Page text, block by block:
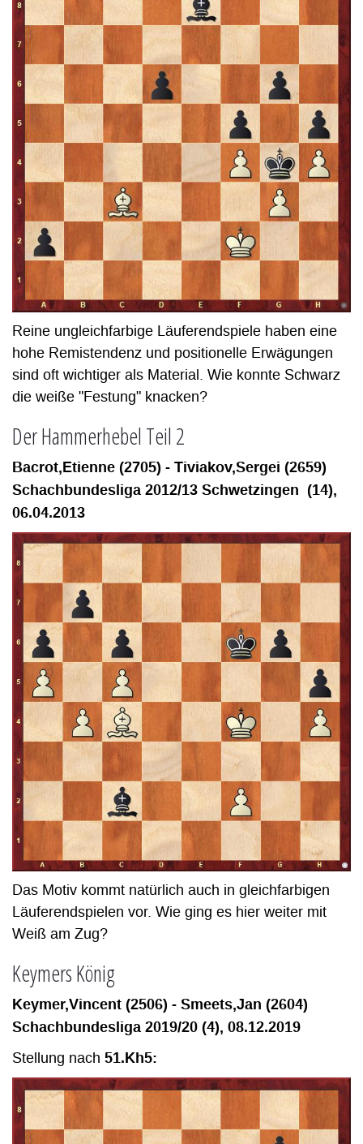
Reine ungleichfarbige Läuferendspiele haben eine
hohe Remistendenz und positionelle Erwägungen
sind oft wichtiger als Material. Wie konnte Schwarz
die weiße "Festung" knacken?
Der Hammerhebel Teil 2
Bacrot,Etienne (2705) - Tiviakov,Sergei (2659)
Schachbundesliga 2012/13 Schwetzingen (14),
06.04.2013
Das Motiv kommt natürlich auch in gleichfarbigen
Läuferendspielen vor. Wie ging es hier weiter mit
Weiß am Zug?
Keymers König
Keymer,Vincent (2506) - Smeets,Jan (2604)
Schachbundesliga 2019/20 (4), 08.12.2019
Stellung nach 51.Kh5: